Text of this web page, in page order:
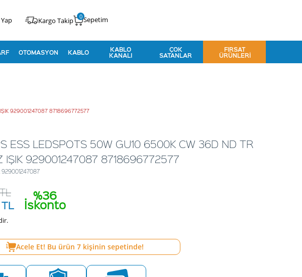
Kargo Takip Sepetim
0
OTOMASYON KABLO KABLO
KANALI
ÇOK
SATANLAR
FIRSAT
ÜRÜNLERI
IŞIK 929001247087 8718696772577
ESS LEDSPOTS 50W GU10 6500K CW 36D ND TR
IŞIK 929001247087 8718696772577
%36
İskonto
TL
Acele Et! Bu ürün 7kişinin sepetinde!